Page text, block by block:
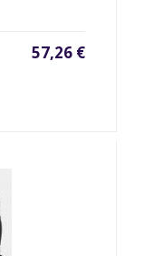
57,26 €